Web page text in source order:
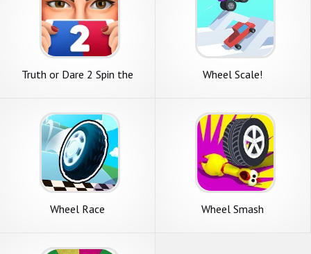
Truth or Dare 2 Spin the
Wheel Scale!
Wheel Race Wheel Smash